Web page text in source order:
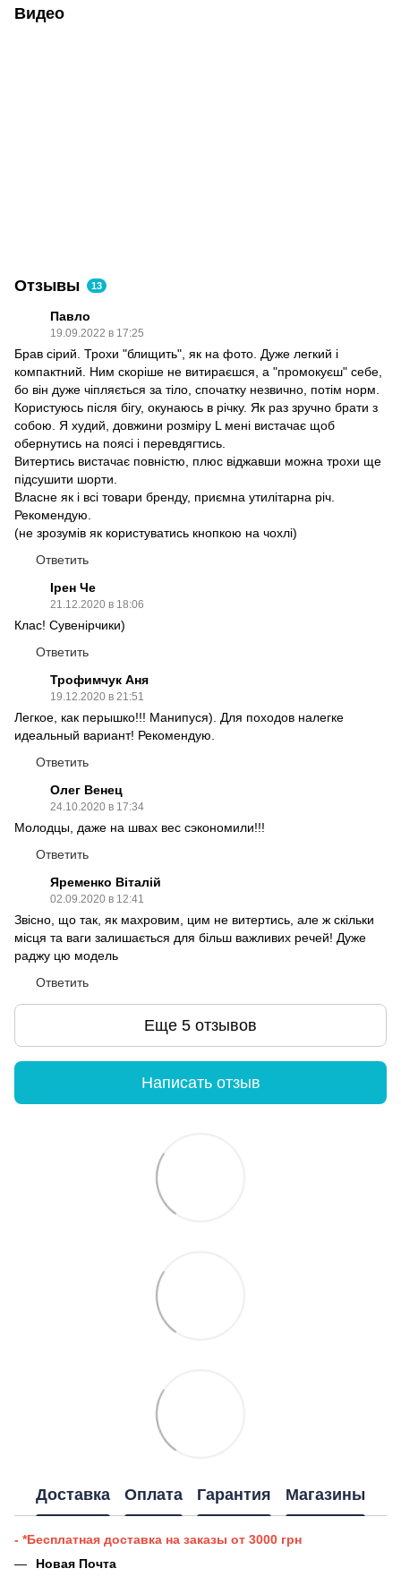
Видео
Отзывы 13
Павло
19.09.2022 в 17:25
Брав сірий. Трохи "блищить", як на фото. Дуже легкий і
компактний. Ним скоріше не витираєшся, а "промокуєш" себе,
бо він дуже чіпляється за тіло, спочатку незвично, потім норм.
Користуюсь після бігу, окунаюсь в річку. Як раз зручно брати з
собою. Я худий, довжини розміру L мені вистачає щоб
обернутись на поясі і перевдягтись.
Витертись вистачає повністю, плюс віджавши можна трохи ще
підсушити шорти.
Власне як і всі товари бренду, приємна утилітарна річ.
Рекомендую.
(не зрозумів як користуватись кнопкою на чохлі)
Ответить
Ірен Че
21.12.2020 в 18:06
Клас! Сувенірчики)
Ответить
Трофимчук Аня
19.12.2020 в 21:51
Легкое, как перышко!!! Манипуся). Для походов налегке
идеальный вариант! Рекомендую.
Ответить
Олег Венец
24.10.2020 в 17:34
Молодцы, даже на швах вес сэкономили!!!
Ответить
Яременко Віталій
02.09.2020 в 12:41
Звісно, що так, як махровим, цим не витертись, але ж скільки
місця та ваги залишається для більш важливих речей! Дуже
раджу цю модель
Ответить
Еще 5 отзывов
Написать отзыв
Доставка Оплата Гарантия Магазины
- *Бесплатная доставка на заказы от 3000 грн
Новая Почта